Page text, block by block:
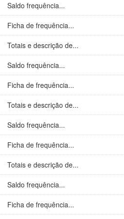
Saldo frequência...
Ficha de frequência...
Totais e descrição de...
Saldo frequência...
Ficha de frequência...
Totais e descrição de...
Saldo frequência...
Ficha de frequência...
Totais e descrição de...
Saldo frequência...
Ficha de frequência...